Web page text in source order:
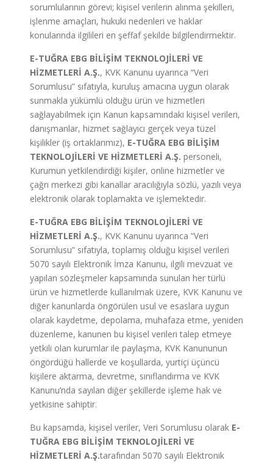
sorumlularının görevi; kişisel verilerin alınma şekilleri,
işlenme amaçları, hukuki nedenleri ve haklar
konularında ilgilileri en şeffaf şekilde bilgilendirmektir.
E-TUĞRA EBG BİLİŞİM TEKNOLOJİLERİ VE
HİZMETLERİ A.Ş., KVK Kanunu uyarınca “Veri
Sorumlusu” sıfatıyla, kuruluş amacına uygun olarak
sunmakla yükümlü olduğu ürün ve hizmetleri
sağlayabilmek için Kanun kapsamındaki kişisel verileri,
danışmanlar, hizmet sağlayıcı gerçek veya tüzel
kişilikler (iş ortaklarımız), E-TUĞRA EBG BİLİŞİM
TEKNOLOJİLERİ VE HİZMETLERİ A.Ş. personeli,
Kurumun yetkilendirdiği kişiler, online hizmetler ve
çağrı merkezi gibi kanallar aracılığıyla sözlü, yazılı veya
elektronik olarak toplamakta ve işlemektedir.
E-TUĞRA EBG BİLİŞİM TEKNOLOJİLERİ VE
HİZMETLERİ A.Ş., KVK Kanunu uyarınca “Veri
Sorumlusu” sıfatıyla, toplamış olduğu kişisel verileri
5070 sayılı Elektronik İmza Kanunu, ilgili mevzuat ve
yapılan sözleşmeler kapsamında sunulan her türlü
ürün ve hizmetlerde kullanılmak üzere, KVK Kanunu ve
diğer kanunlarda öngörülen usul ve esaslara uygun
olarak kaydetme, depolama, muhafaza etme, yeniden
düzenleme, kanunen bu kişisel verileri talep etmeye
yetkili olan kurumlar ile paylaşma, KVK Kanununun
öngördüğü hallerde ve koşullarda, yurtiçi üçüncü
kişilere aktarma, devretme, sınıflandırma ve KVK
Kanunu’nda sayılan diğer şekillerde işleme hak ve
yetkisine sahiptir.
Bu kapsamda, kişisel veriler, Veri Sorumlusu olarak E-
TUĞRA EBG BİLİŞİM TEKNOLOJİLERİ VE
HİZMETLERİ A.Ş.tarafından 5070 sayılı Elektronik